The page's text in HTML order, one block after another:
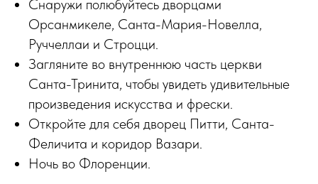
Снаружи полюбуйтесь дворцами
Орсанмикеле, Санта-Мария-Новелла,
Руччеллаи и Строцци.
Загляните во внутреннюю часть церкви
Санта-Тринита, чтобы увидеть удивительные
произведения искусства и фрески.
Откройте для себя дворец Питти, Санта-
Феличита и коридор Вазари.
Ночь во Флоренции.